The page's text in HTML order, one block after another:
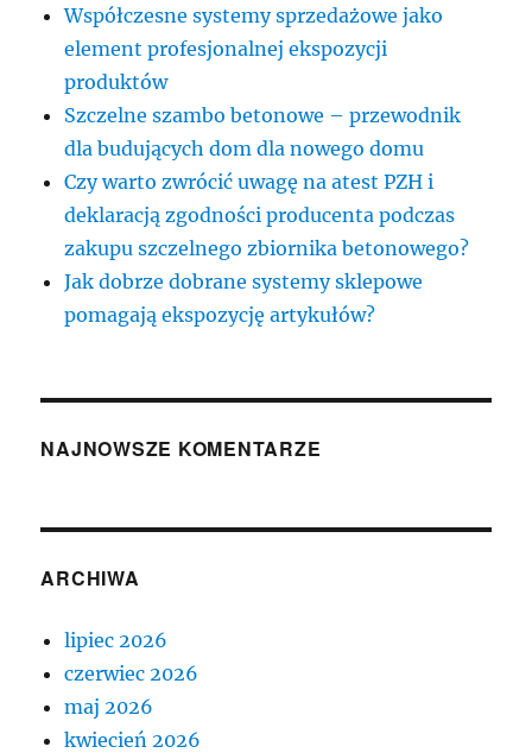
Współczesne systemy sprzedażowe jako
element profesjonalnej ekspozycji
produktów
Szczelne szambo betonowe – przewodnik
dla budujących dom dla nowego domu
Czy warto zwrócić uwagę na atest PZH i
deklaracją zgodności producenta podczas
zakupu szczelnego zbiornika betonowego?
Jak dobrze dobrane systemy sklepowe
pomagają ekspozycję artykułów?
NAJNOWSZE KOMENTARZE
ARCHIWA
lipiec 2026
czerwiec 2026
maj 2026
kwiecień 2026